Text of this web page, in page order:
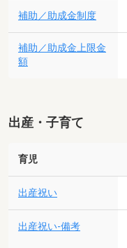
補助／助成金制度
補助／助成金上限金
額
出産・子育て
育児
出産祝い
出産祝い-備考